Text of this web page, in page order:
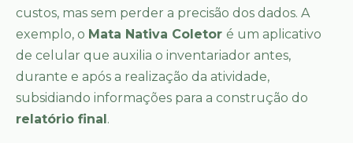
custos, mas sem perder a precisão dos dados. A
exemplo, o Mata Nativa Coletor é um aplicativo
de celular que auxilia o inventariador antes,
durante e após a realização da atividade,
subsidiando informações para a construção do
relatório final.